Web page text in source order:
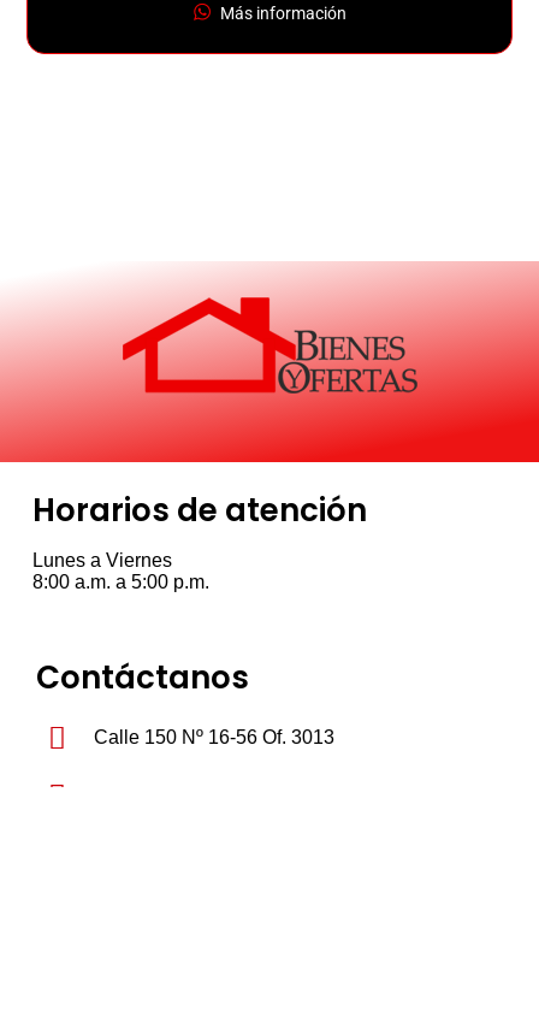
Más información
Horarios de atención
Lunes a Viernes
8:00 a.m. a 5:00 p.m.
Contáctanos
Calle 150 Nº 16-56 Of. 3013